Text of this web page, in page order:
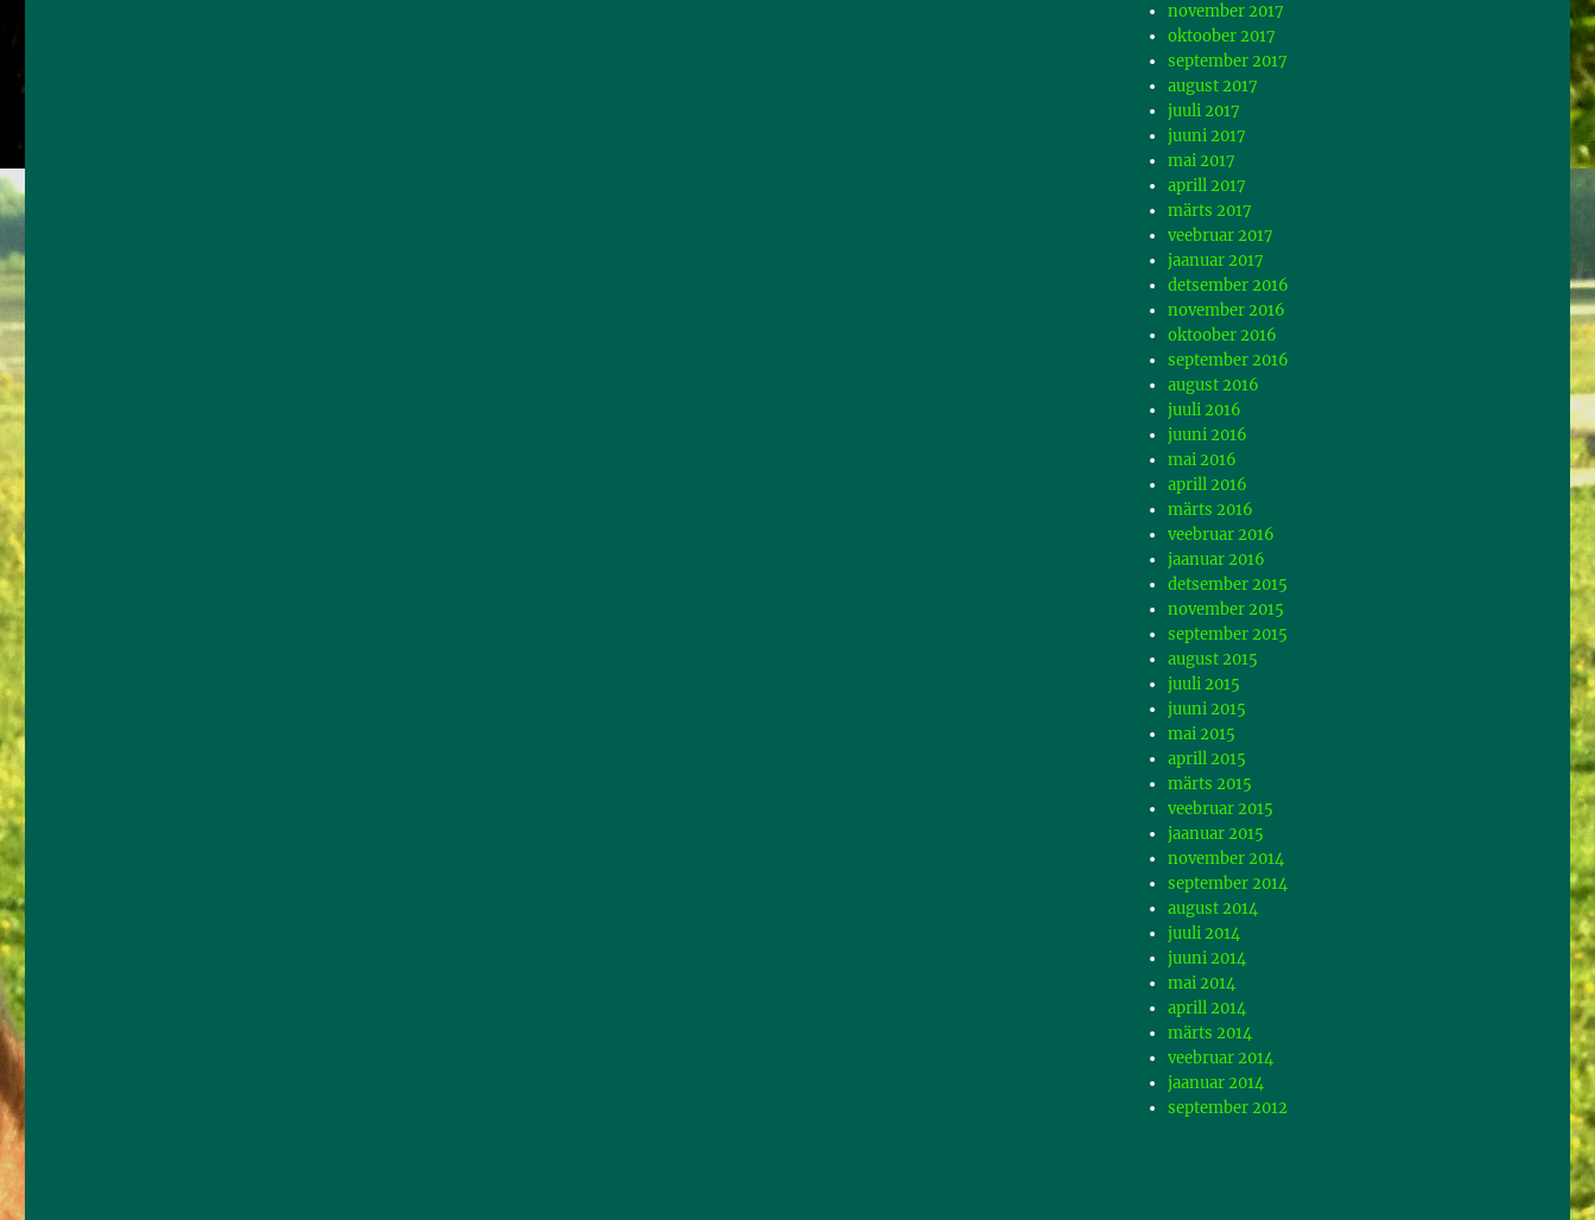
november 2017
oktoober 2017
september 2017
august 2017
juuli 2017
juuni 2017
mai 2017
aprill 2017
märts 2017
veebruar 2017
jaanuar 2017
detsember 2016
november 2016
oktoober 2016
september 2016
august 2016
juuli 2016
juuni 2016
mai 2016
aprill 2016
märts 2016
veebruar 2016
jaanuar 2016
detsember 2015
november 2015
september 2015
august 2015
juuli 2015
juuni 2015
mai 2015
aprill 2015
märts 2015
veebruar 2015
jaanuar 2015
november 2014
september 2014
august 2014
juuli 2014
juuni 2014
mai 2014
aprill 2014
märts 2014
veebruar 2014
jaanuar 2014
september 2012